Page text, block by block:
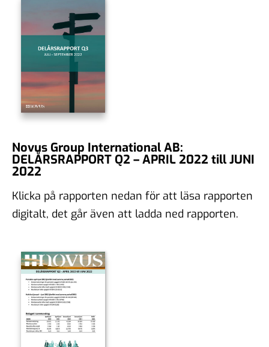
Novus Group International AB:
DELÅRSRAPPORT Q2 – APRIL 2022 till JUNI
2022
Klicka på rapporten nedan för att läsa rapporten
digitalt, det går även att ladda ned rapporten.